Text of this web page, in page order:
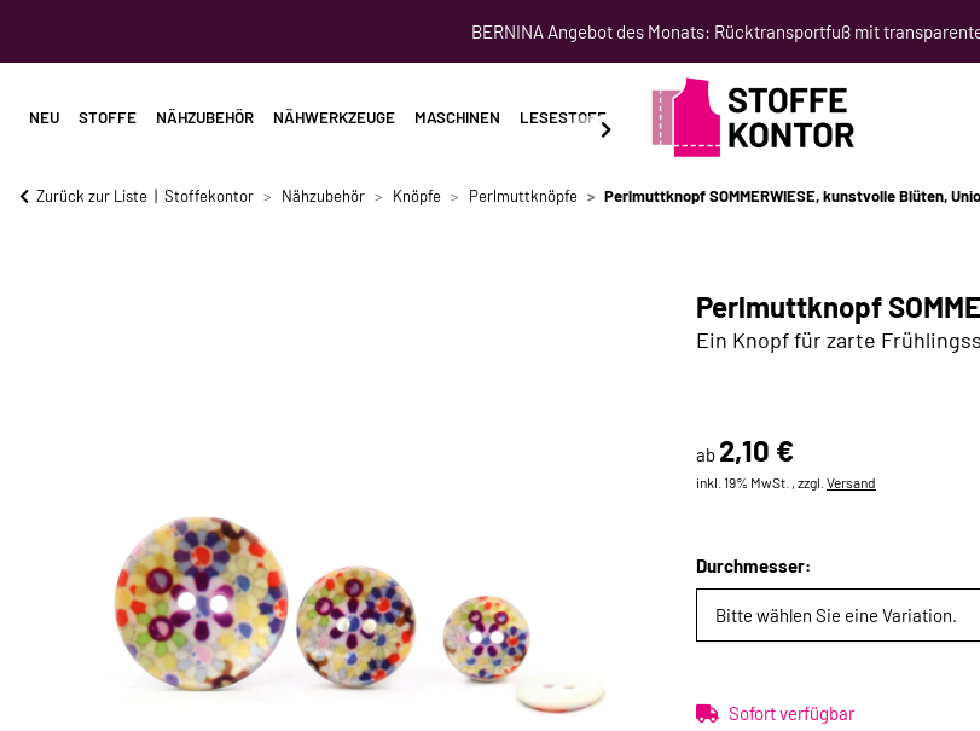
BERNINA Angebot des Monats: Rücktransportfuß mit
NEU STOFFE NÄHZUBEHÖR NÄHWERKZEUGE MASCHINEN LESESTOFF SCHNITTMUSTER NÄHKURSE
Zurück zur Liste Stoffekontor Nähzubehör Knöpfe Perlmuttknöpfe Perlmuttknopf SOMMERWIESE, kunstvolle Blüten,
Perlmuttknopf
Ein Knopf für zarte
ab 2,10 €
inkl. 19% MwSt. , zzgl. Versand
Durchmesser:
Bitte wählen Sie eine Variation.
Sofort verfügbar